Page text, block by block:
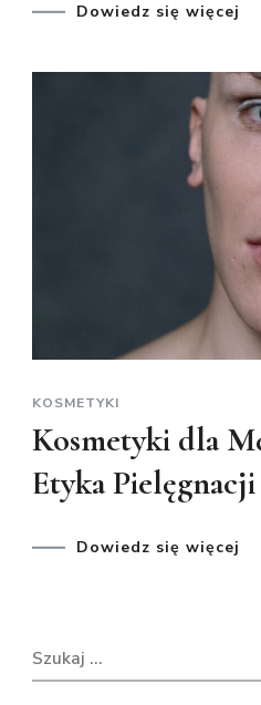
Dowiedz się więcej
KOSMETYKI
Kosmetyki dla
Etyka
Dowiedz się więcej
Szukaj: